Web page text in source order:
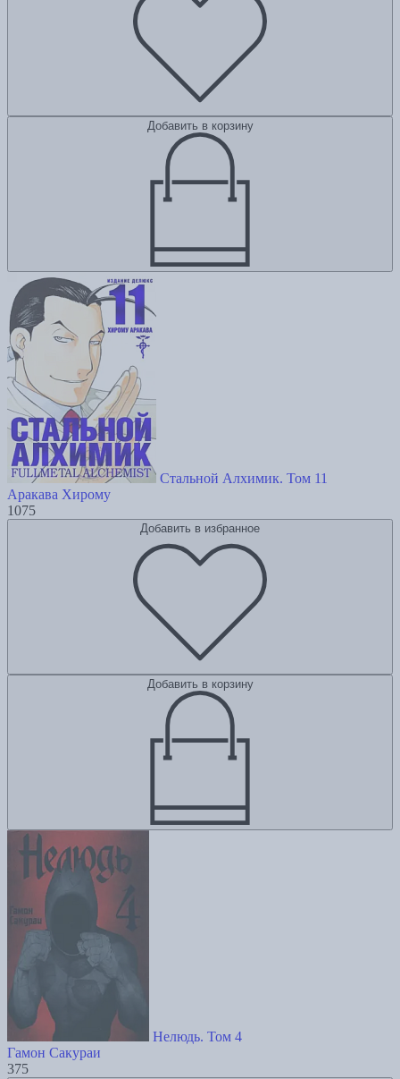
Добавить в корзину
Стальной Алхимик. Том 11
Аракава Хирому
1075
Добавить в избранное
Добавить в корзину
Нелюдь. Том 4
Гамон Сакураи
375